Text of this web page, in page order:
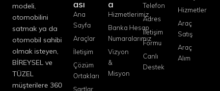
modeli,
otomobilini
satmak ya da
otomobil sahibi
olmak isteyen,
BİREYSEL ve
TÜZEL
müşterilere 360
ası
Ana
Sayfa
Araçlar
İletişim
Çözüm
Ortakları
Şartlar
a
Hizmetlerimiz
Banka Hesap
Numaralarımız
Vizyon
&
Misyon
Telefon
Adres
İletişim
Formu
Canlı
Destek
Hizmetler
Araç
Satış
Araç
Alım